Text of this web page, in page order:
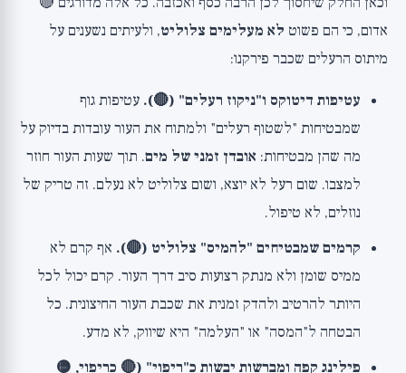
אדום, כי הם פשוט לא מעלימים צלוליט, ולעיתים נשענים על
מיתוס הרעלים שכבר פירקנו:
עטיפות דיטוקס ו"ניקוז רעלים" (🔴). עטיפות גוף
שמבטיחות "לשטוף רעלים" ולמתוח את העור עובדות בדיוק על
מה שהן מבטיחות: אובדן זמני של מים. תוך שעות העור חוזר
למצבו. שום רעל לא יוצא, ושום צלוליט לא נעלם. זה טריק של
נוזלים, לא טיפול.
קרמים שמבטיחים "להמיס" צלוליט (🔴). אף קרם לא
ממיס שומן ולא מנתק רצועות סיב דרך העור. קרם יכול לכל
היותר להרטיב ולהדק זמנית את שכבת העור החיצונית. כל
הבטחה ל"המסה" או "העלמה" היא שיווק, לא מדע.
פילינג קפה ומברשות יבשות כ"ריפוי" (🔴 כריפוי, 🟡